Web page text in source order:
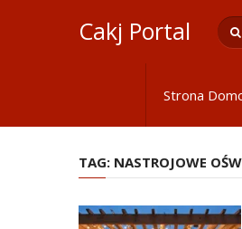
Cakj Portal
Strona
TAG: NASTROJOWE